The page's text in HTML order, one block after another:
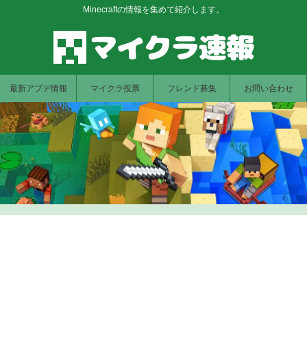
Minecraftの情報を集めて紹介します。
最新アプデ情報 マイクラ投票 フレンド募集 お問い合わせ